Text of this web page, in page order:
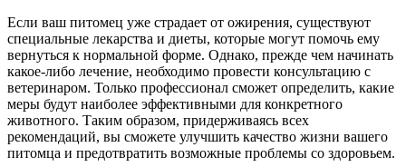
Если ваш питомец уже страдает от ожирения, существуют
специальные лекарства и диеты, которые могут помочь ему
вернуться к нормальной форме. Однако, прежде чем начинать
какое-либо лечение, необходимо провести консультацию с
ветеринаром. Только профессионал сможет определить, какие
меры будут наиболее эффективными для конкретного
животного. Таким образом, придерживаясь всех
рекомендаций, вы сможете улучшить качество жизни вашего
питомца и предотвратить возможные проблемы со здоровьем.